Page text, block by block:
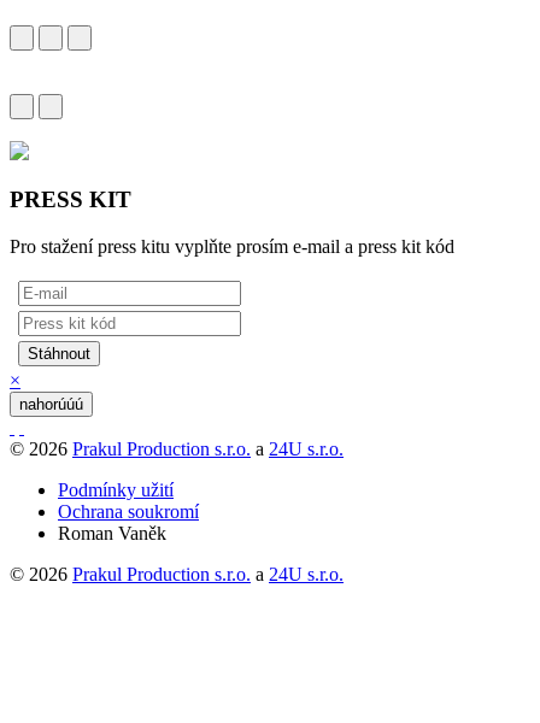
PRESS KIT
Pro stažení press kitu vyplňte prosím e-mail a press kit kód
×
nahorúúú
© 2026 Prakul Production s.r.o. a 24U s.r.o.
Podmínky užití
Ochrana soukromí
Roman Vaněk
© 2026 Prakul Production s.r.o. a 24U s.r.o.